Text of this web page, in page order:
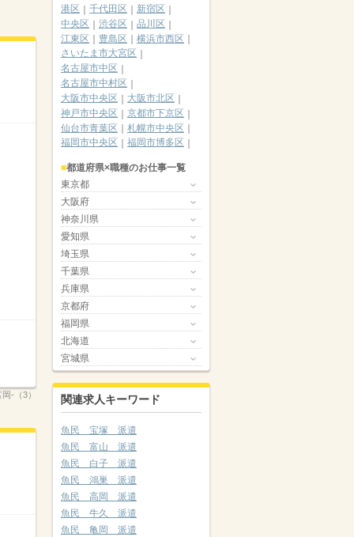
-（3）
港区
千代田区
新宿区
中央区
渋谷区
品川区
江東区
豊島区
横浜市西区
さいたま市大宮区
名古屋市中区
名古屋市中村区
大阪市中央区
大阪市北区
神戸市中央区
京都市下京区
仙台市青葉区
札幌市中央区
福岡市中央区
福岡市博多区
都道府県×職種のお仕事一覧
東京都
大阪府
神奈川県
愛知県
埼玉県
千葉県
兵庫県
京都府
福岡県
北海道
宮城県
関連求人キーワード
魚民 宝塚 派遣
魚民 富山 派遣
魚民 白子 派遣
魚民 鴻巣 派遣
魚民 高岡 派遣
魚民 牛久 派遣
魚民 亀岡 派遣